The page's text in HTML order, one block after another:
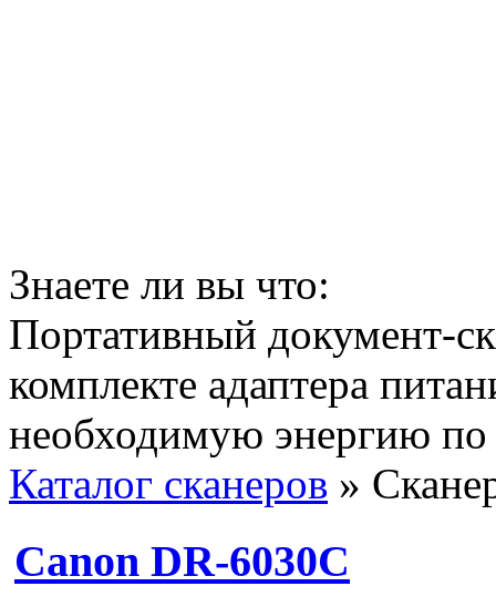
Знаете ли вы что:
Портативный документ-
комплекте адаптера
необходимую энергию
Каталог сканеров »
Canon DR-6030C